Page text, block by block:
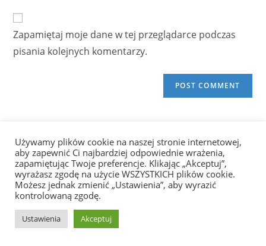
comment
website
URL
(optional)
Zapamiętaj moje dane w tej przeglądarce podczas
pisania kolejnych komentarzy.
Facebook
LinkedIn
YouTube
Najnowsze artykuły
Kompetencje IT na CV: migracja VMware → Proxmox jako sygnał dla
rynku pracy
Używamy plików cookie na naszej stronie internetowej,
aby zapewnić Ci najbardziej odpowiednie wrażenia,
zapamiętując Twoje preferencje. Klikając „Akceptuj”,
wyrażasz zgodę na użycie WSZYSTKICH plików cookie.
Możesz jednak zmienić „Ustawienia”, aby wyrazić
kontrolowaną zgodę.
Ustawienia Akceptuj